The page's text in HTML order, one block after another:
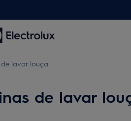
lavar louça
de lavar